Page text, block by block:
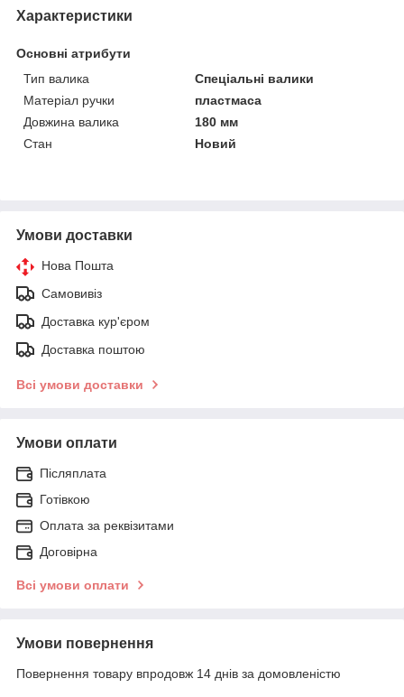
Характеристики
Основні атрибути
Тип валика
Спеціальні валики
Матеріал ручки
пластмаса
Довжина валика
180 мм
Стан
Новий
Умови доставки
Нова Пошта
Самовивіз
Доставка кур'єром
Доставка поштою
Всі умови доставки
Умови оплати
Післяплата
Готівкою
Оплата за реквізитами
Договірна
Всі умови оплати
Умови повернення
Повернення товару впродовж 14 днів за домовленістю